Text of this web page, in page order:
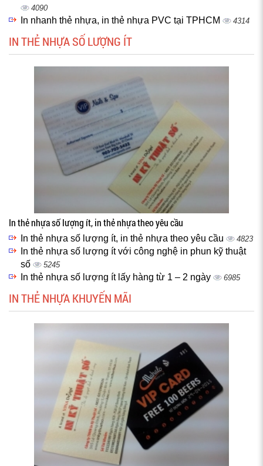
4090
In nhanh thẻ nhựa, in thẻ nhựa PVC tại TPHCM 4314
IN THẺ NHỰA SỐ LƯỢNG ÍT
In thẻ nhựa số lượng ít, in thẻ nhựa theo yêu cầu
In thẻ nhựa số lượng ít, in thẻ nhựa theo yêu cầu 4823
In thẻ nhựa số lượng ít với công nghệ in phun kỹ thuật
số
5245
In thẻ nhựa số lượng ít lấy hàng từ 1 – 2 ngày 6985
IN THẺ NHỰA KHUYẾN MÃI